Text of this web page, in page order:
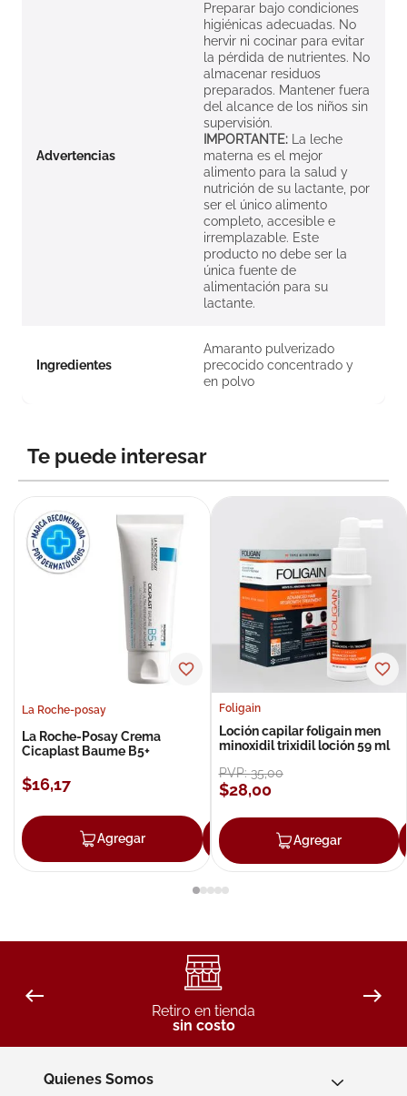
Advertencias
Preparar bajo condiciones
higiénicas adecuadas. No
hervir ni cocinar para evitar
la pérdida de nutrientes. No
almacenar residuos
preparados. Mantener fuera
del alcance de los niños sin
supervisión.
IMPORTANTE: La leche
materna es el mejor
alimento para la salud y
nutrición de su lactante, por
ser el único alimento
completo, accesible e
irremplazable. Este
producto no debe ser la
única fuente de
alimentación para su
lactante.
Ingredientes
Amaranto pulverizado
precocido concentrado y
en polvo
Te puede interesar
La Roche-posay
La Roche-Posay Crema
Cicaplast Baume B5+
$16,17
Agregar Agregar
Foligain
Loción capilar foligain men
minoxidil trixidil loción 59 ml
PVP:35,00
$28,00
Agregar
Retiro en tienda
sin costo
Quienes Somos